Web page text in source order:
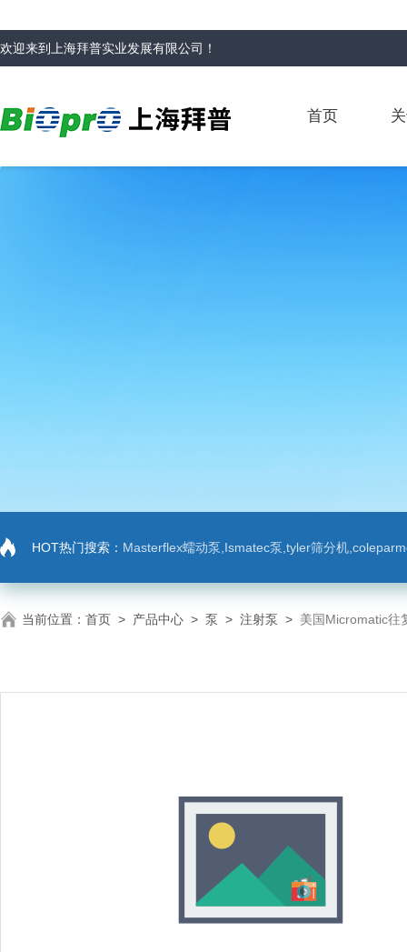
欢迎来到 上海拜普实业发展有限公司 ！
首页
HOT热门搜索： Masterflex蠕动泵,Ismatec泵,tyler筛分机,coleparmer,注射
当前位置： 首页 > 产品中心 > 泵 > 注射泵 > 美国Micromatic往